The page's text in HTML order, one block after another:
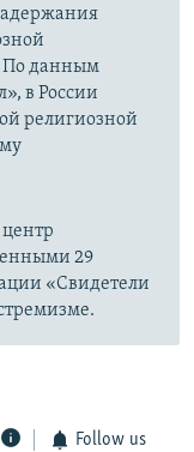
По данным
в России
религиозной
29
«Свидетели
Follow us